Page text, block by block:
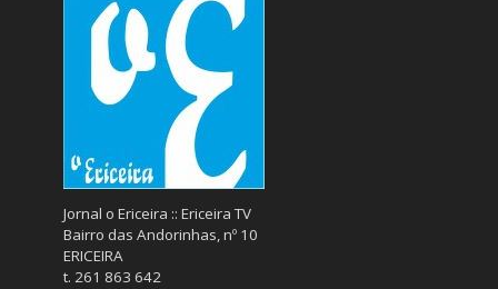
Jornal o Ericeira :: Ericeira TV
Bairro das Andorinhas, nº 10
ERICEIRA
t. 261 863 642